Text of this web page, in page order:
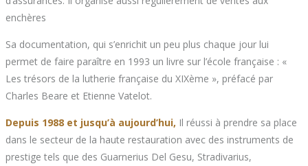
enchères
Sa documentation, qui s’enrichit un peu plus chaque jour lui
permet de faire paraître en 1993 un livre sur l’école française : «
Les trésors de la lutherie française du XIXème », préfacé par
Charles Beare et Etienne Vatelot.
Depuis 1988 et jusqu’à aujourd’hui, Il réussi à prendre sa place
dans le secteur de la haute restauration avec des instruments de
prestige tels que des Guarnerius Del Gesu, Stradivarius,